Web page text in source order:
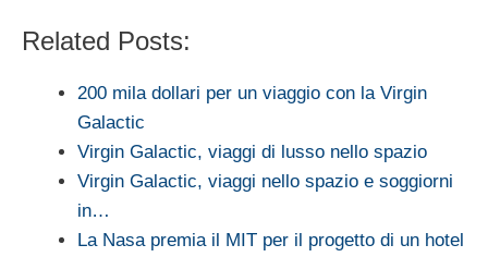
Related Posts:
200 mila dollari per un viaggio con la Virgin
Galactic
Virgin Galactic, viaggi di lusso nello spazio
Virgin Galactic, viaggi nello spazio e soggiorni
in…
La Nasa premia il MIT per il progetto di un hotel